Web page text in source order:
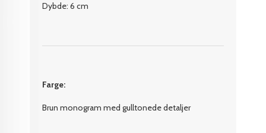
Dybde: 6 cm
Farge:
Brun monogram med gulltonede detaljer